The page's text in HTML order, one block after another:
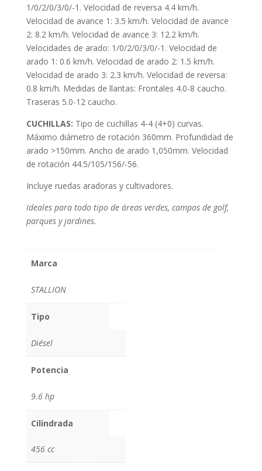
1/0/2/0/3/0/-1. Velocidad de reversa 4.4 km/h.
Velocidad de avance 1: 3.5 km/h. Velocidad de avance
2: 8.2 km/h. Velocidad de avance 3: 12.2 km/h.
Velocidades de arado: 1/0/2/0/3/0/-1. Velocidad de
arado 1: 0.6 km/h. Velocidad de arado 2: 1.5 km/h.
Velocidad de arado 3: 2.3 km/h. Velocidad de reversa:
0.8 km/h. Medidas de llantas: Frontales 4.0-8 caucho.
Traseras 5.0-12 caucho.
CUCHILLAS: Tipo de cuchillas 4-4 (4+0) curvas.
Máximo diámetro de rotación 360mm. Profundidad de
arado >150mm. Ancho de arado 1,050mm. Velocidad
de rotación 44.5/105/156/-56.
Incluye ruedas aradoras y cultivadores.
Ideales para todo tipo de áreas verdes, campos de golf,
parques y jardines.
Marca
STALLION
Tipo
Diésel
Potencia
9.6 hp
Cilindrada
456 cc